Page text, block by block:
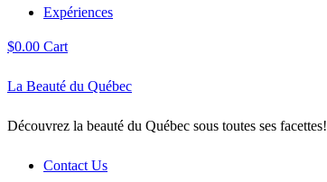
Expériences
$0.00 Cart
La Beauté du Québec
Découvrez la beauté du Québec sous toutes ses facettes!
Contact Us